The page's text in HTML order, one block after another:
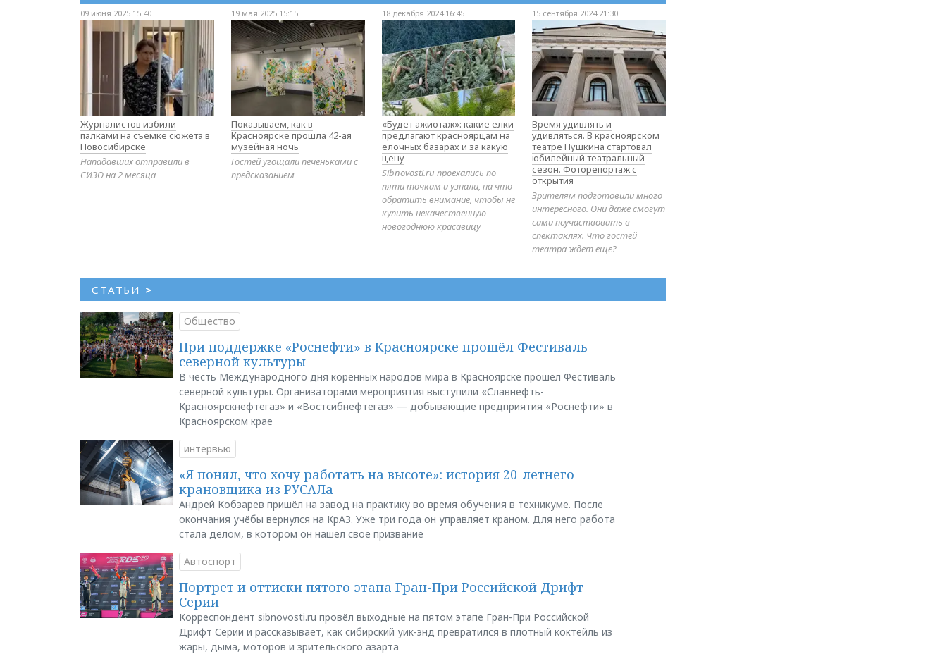
09 июня 2025 15:40
Журналистов избили
палками на съемке сюжета в
Новосибирске
Нападавших отправили в
СИЗО на 2 месяца
19 мая 2025 15:15
Показываем, как в
Красноярске прошла 42-ая
музейная ночь
Гостей угощали печеньками с
предсказанием
18 декабря 2024 16:45
«Будет ажиотаж»: какие елки
предлагают красноярцам на
елочных базарах и за какую
цену
Sibnovosti.ru проехались по
пяти точкам и узнали, на что
обратить внимание, чтобы не
купить некачественную
новогоднюю красавицу
15 сентября 2024 21:30
Время удивлять и
удивляться. В красноярском
театре Пушкина стартовал
юбилейный театральный
сезон. Фоторепортаж с
открытия
Зрителям подготовили много
интересного. Они даже смогут
сами поучаствовать в
спектаклях. Что гостей
театра ждет еще?
СТАТЬИ >
Общество
При поддержке «Роснефти» в Красноярске прошёл Фестиваль
северной культуры
В честь Международного дня коренных народов мира в Красноярске прошёл Фестиваль
северной культуры. Организаторами мероприятия выступили «Славнефть-
Красноярскнефтегаз» и «Востсибнефтегаз» — добывающие предприятия «Роснефти» в
Красноярском крае
интервью
«Я понял, что хочу работать на высоте»: история 20-летнего
крановщика из РУСАЛа
Андрей Кобзарев пришёл на завод на практику во время обучения в техникуме. После
окончания учёбы вернулся на КрАЗ. Уже три года он управляет краном. Для него работа
стала делом, в котором он нашёл своё призвание
Автоспорт
Портрет и оттиски пятого этапа Гран-При Российской Дрифт
Серии
Корреспондент sibnovosti.ru провёл выходные на пятом этапе Гран-При Российской
Дрифт Серии и рассказывает, как сибирский уик-энд превратился в плотный коктейль из
жары, дыма, моторов и зрительского азарта